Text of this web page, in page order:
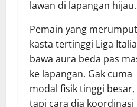
lawan di lapangan hijau.
Pemain yang
kasta tertinggi Liga
bawa aura beda pas
ke lapangan. Gak cuma
modal fisik tinggi besar,
tapi cara dia koordinasi